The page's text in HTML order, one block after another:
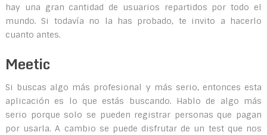
hay una gran cantidad de usuarios repartidos por todo el
mundo. Si todavía no la has probado, te invito a hacerlo
cuanto antes.
Meetic
Si buscas algo más profesional y más serio, entonces esta
aplicación es lo que estás buscando. Hablo de algo más
serio porque solo se pueden registrar personas que pagan
por usarla. A cambio se puede disfrutar de un test que nos